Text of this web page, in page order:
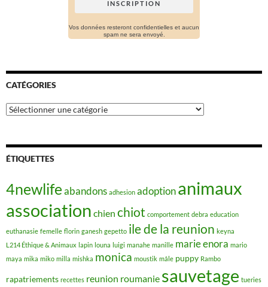
Vos données resteront confidentielles et aucun
spam ne sera envoyé.
CATÉGORIES
Catégories
ÉTIQUETTES
4newlifeabandons adhesion adoptionanimaux
association chien chiot comportement debra education
euthanasie femelle florin ganesh gepetto ile de la reunion keyna
L214 Éthique & Animaux lapin louna luigi manahe manille marie enora mario
maya mika miko milla mishka monica moustik mâle puppy Rambo
rapatriements recettes reunion roumanie sauvetage tueries